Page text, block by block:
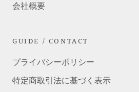
会社概要
GUIDE / CONTACT
プライバシーポリシー
特定商取引法に基づく表示